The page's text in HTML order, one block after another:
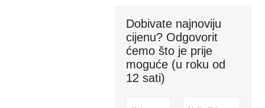
Dobivate najnoviju
cijenu? Odgovorit
ćemo što je prije
moguće (u roku od
12 sati)